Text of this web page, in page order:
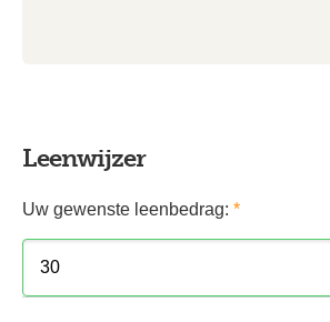
Leenwijzer
Uw gewenste leenbedrag: *